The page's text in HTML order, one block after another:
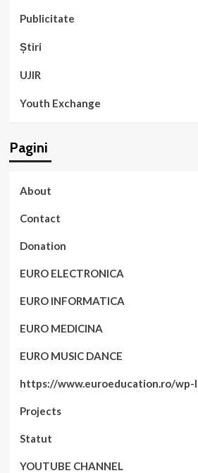
Publicitate
Știri
UJIR
Youth Exchange
Pagini
About
Contact
Donation
EURO ELECTRONICA
EURO INFORMATICA
EURO MEDICINA
EURO MUSIC DANCE
https://www.euroeducation.ro/wp-
Projects
Statut
YOUTUBE CHANNEL